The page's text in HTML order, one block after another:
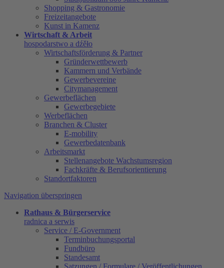
Shopping & Gastronomie
Freizeitangebote
Kunst in Kamenz
Wirtschaft & Arbeit
hospodarstwo a dźěło
Wirtschaftsförderung & Partner
Gründerwettbewerb
Kammern und Verbände
Gewerbevereine
Citymanagement
Gewerbeflächen
Gewerbegebiete
Werbeflächen
Branchen & Cluster
E-mobility
Gewerbedatenbank
Arbeitsmarkt
Stellenangebote Wachstumsregion
Fachkräfte & Berufsorientierung
Standortfaktoren
Navigation überspringen
Rathaus & Bürgerservice
radnica a serwis
Service / E-Government
Terminbuchungsportal
Fundbüro
Standesamt
Satzungen / Formulare / Veröffentlichungen